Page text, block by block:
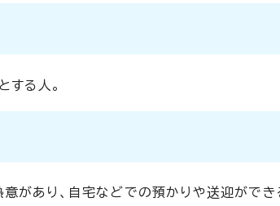
る人。
があり、自宅などでの預かりや送迎ができ